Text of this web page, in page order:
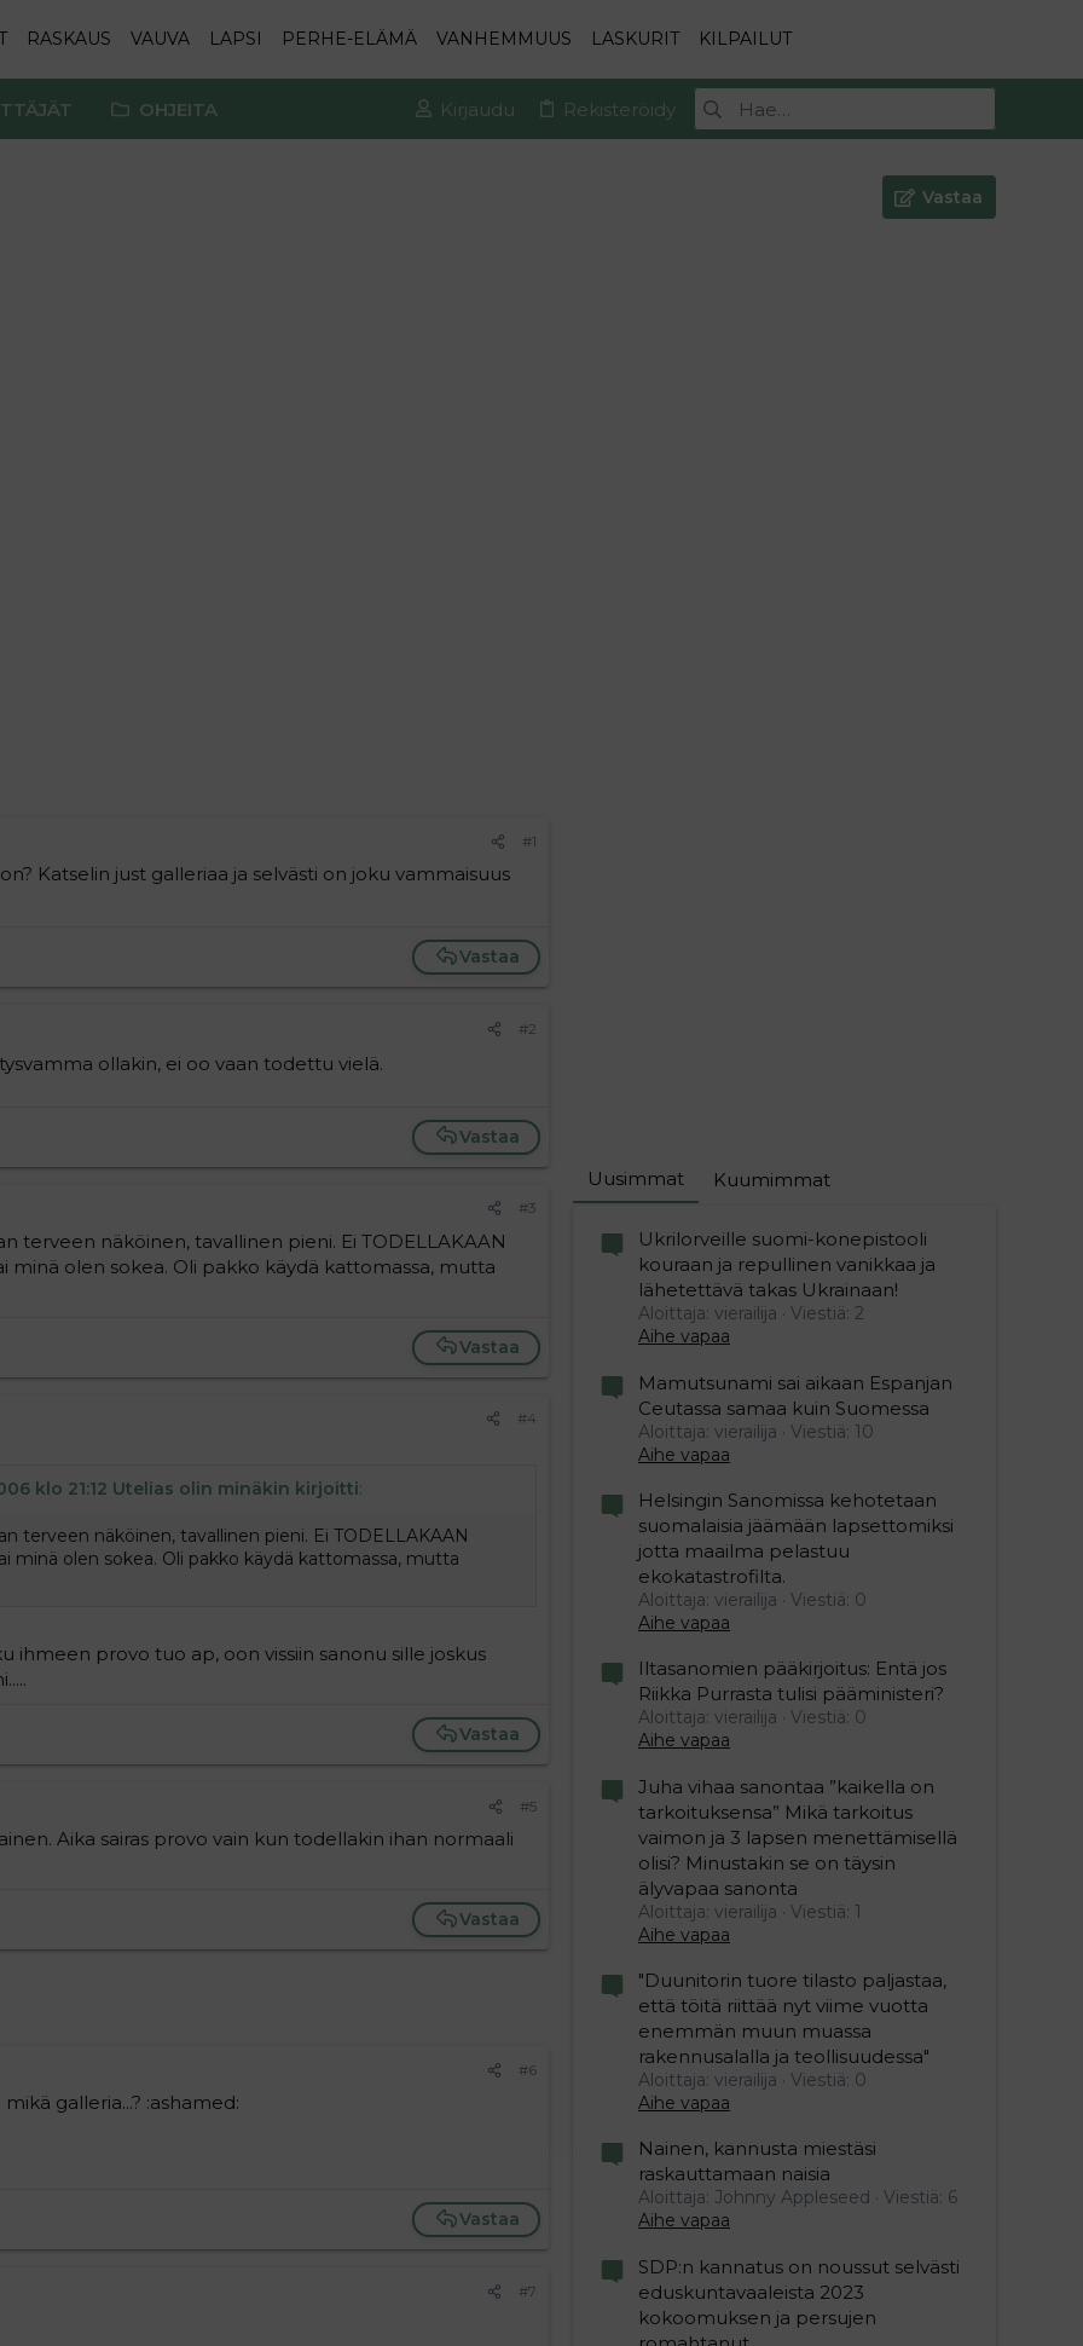
RASKAUS VAUVA LAPSI PERHE-ELÄMÄ VANHEMMUUS LASKURIT KILPAILUT
OHJEITA Kirjaudu Rekisteröidy
Vastaa
#1
Katselin just galleriaa ja selvästi on joku vammaisuus
Vastaa
#2
ollakin, ei oo vaan todettu vielä.
Vastaa
#3
terveen näköinen, tavallinen pieni. Ei TODELLAKAAN
minä olen sokea. Oli pakko käydä kattomassa, mutta
Vastaa
#4
klo 21:12 Utelias olin minäkin kirjoitti:
terveen näköinen, tavallinen pieni. Ei TODELLAKAAN
minä olen sokea. Oli pakko käydä kattomassa, mutta
ihmeen provo tuo ap, oon vissiin sanonu sille joskus
Vastaa
#5
Aika sairas provo vain kun todellakin ihan normaali
Vastaa
#6
galleria...? :ashamed:
Vastaa
#7
Uusimmat Kuumimmat
Ukrilorveille suomi-konepistooli
kouraan ja repullinen vanikkaa ja
lähetettävä takas Ukrainaan!
Aloittaja: vierailija
Viestiä: 2
Aihe vapaa
Mamutsunami sai aikaan Espanjan
Ceutassa samaa kuin Suomessa
Aloittaja: vierailija
Viestiä: 10
Aihe vapaa
Helsingin Sanomissa kehotetaan
suomalaisia jäämään lapsettomiksi
jotta maailma pelastuu
ekokatastrofilta.
Aloittaja: vierailija
Viestiä: 0
Aihe vapaa
Iltasanomien pääkirjoitus: Entä jos
Riikka Purrasta tulisi pääministeri?
Aloittaja: vierailija
Viestiä: 0
Aihe vapaa
Juha vihaa sanontaa ”kaikella on
tarkoituksensa” Mikä tarkoitus
vaimon ja 3 lapsen menettämisellä
olisi? Minustakin se on täysin
älyvapaa sanonta
Aloittaja: vierailija
Viestiä: 1
Aihe vapaa
"Duunitorin tuore tilasto paljastaa,
että töitä riittää nyt viime vuotta
enemmän muun muassa
rakennusalalla ja teollisuudessa"
Aloittaja: vierailija
Viestiä: 0
Aihe vapaa
Nainen, kannusta miestäsi
raskauttamaan naisia
Aloittaja: Johnny Appleseed
Viestiä: 6
Aihe vapaa
SDP:n kannatus on noussut selvästi
eduskuntavaaleista 2023
kokoomuksen ja persujen